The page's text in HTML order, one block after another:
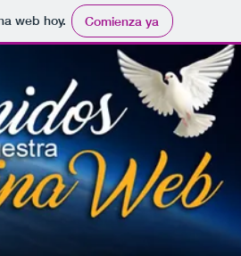
web hoy. Comienza ya